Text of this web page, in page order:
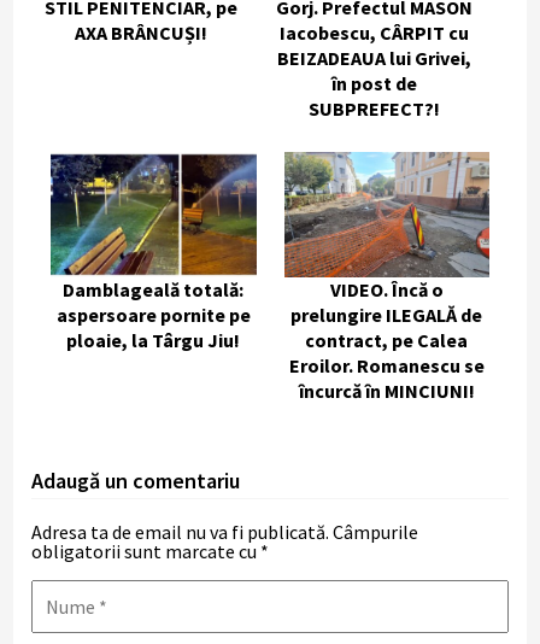
STIL PENITENCIAR, pe
AXA BRÂNCUȘI!
Gorj. Prefectul MASON
Iacobescu, CÂRPIT cu
BEIZADEAUA lui Grivei,
în post de
SUBPREFECT?!
Damblageală totală:
aspersoare pornite pe
ploaie, la Târgu Jiu!
VIDEO. Încă o
prelungire ILEGALĂ de
contract, pe Calea
Eroilor. Romanescu se
încurcă în MINCIUNI!
Adaugă un comentariu
Adresa ta de email nu va fi publicată. Câmpurile
obligatorii sunt marcate cu *